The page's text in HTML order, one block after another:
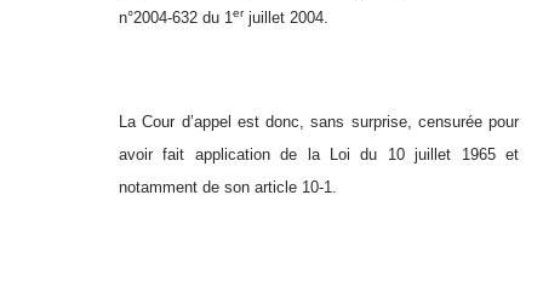
n°2004-632 du 1erjuillet 2004.
La Cour d’appel est donc, sans surprise, censurée pour
avoir fait application de la Loi du 10 juillet 1965 et
notamment de son article 10-1.